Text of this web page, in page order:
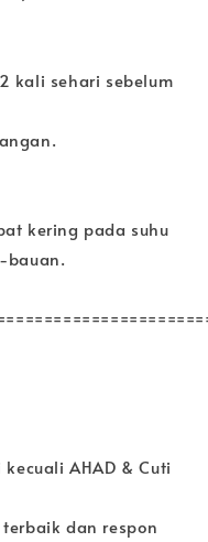
kali sehari sebelum
kering pada suhu
bauan.
AHAD & Cuti
dan respon